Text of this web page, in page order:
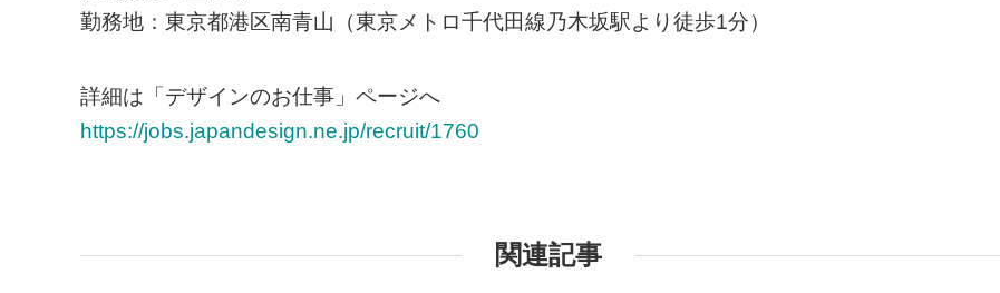
勤務地：東京都港区南青山（東京メトロ千代田線乃木坂駅より徒歩1分）
詳細は「デザインのお仕事」ページへ
https://jobs.japandesign.ne.jp/recruit/1760
関連記事